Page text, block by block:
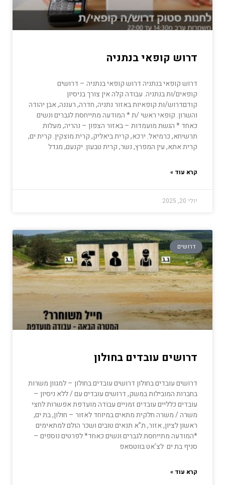
דרוש קופאי בנתניה
דרוש קופאי בנתניה דרוש קופאי בנתניה – דרושים
קופאים/ות בנתניה. עבודה קלה אין צורך בניסיון
קודםדרוש/ות קופאיות באזור נתניה, חדרה, רעננה, אבן יהודה
והשרון. קופאי ראשי /ת * המודעה מתייחסת לגברים ונשים
כאחד * הגשת מועמדות – באזור הצפון – נהריה, מעלות
תרשיחא, כרמיאל. ירכא, קרית ביאליק, קרית מוצקין. קרית ים,
קרית אתא, עין המפרץ, נשר, קרית טבעון. יקנעם, מגדל
קרא עוד »
יולי 20, 2025
דרושים
דרושים עובדים בחולון
דרושים עובדים בחולון דרושים עובדים בחולון – למגוון משרות
בחברות המובילות במשק, דרושים עובדים עם / ללא ניסיון –
עובדים כלליים עובדים זמניים עבודה מועדפת אפשרות לחצי
משרה / משרה חלקית מתאים במיוחד לאזור – חולון, בת ים,
ראשון לציון, אזור, ת”א תנאים טובים ושכר הולם למתאימים
*המודעה מתייחסת לגברים ונשים כאחד* לפרטים נוספים –
סניף בת ים לצ’אט בווטסאפ
קרא עוד »